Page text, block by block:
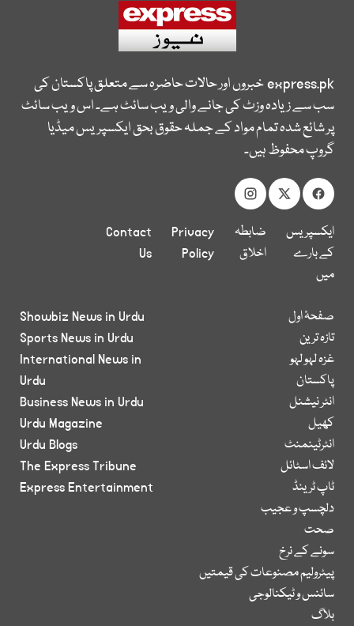
express.pkخبروں اور حالات حاضرہ سے متعلق پاکستان کی
سب سے زیادہ وزٹ کی جانے والی ویب سائٹ ہے۔ اس ویب سائٹ
پر شائع شدہ تمام مواد کے جملہ حقوق بحق ایکسپریس میڈیا
گروپ محفوظ ہیں۔
ایکسپریس
کے بارے
میں
ضابطہ
اخلاق
Privacy
Policy
Contact
Us
صفحۂ اول
تازہ ترین
غزہ لہو لہو
پاکستان
انٹر نیشنل
کھیل
انٹرٹینمنٹ
لائف اسٹائل
ٹاپ ٹرینڈ
دلچسپ و عجیب
صحت
سونے کے نرخ
پیٹرولیم مصنوعات کی قیمتیں
سائنس و ٹیکنالوجی
بلاگ
Showbiz News in Urdu
Sports News in Urdu
International News in
Urdu
Business News in Urdu
Urdu Magazine
Urdu Blogs
The Express Tribune
Express Entertainment